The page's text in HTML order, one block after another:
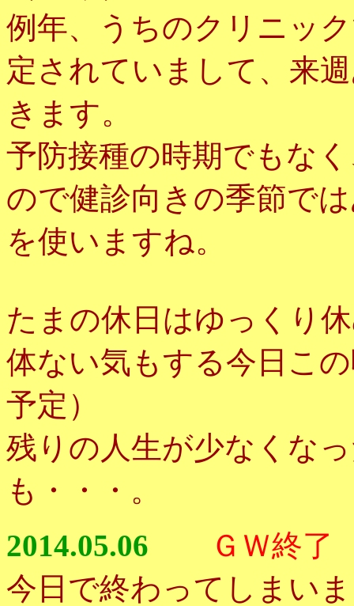
例年、うちのクリニッ
定されていまして、来
きます。
予防接種の時期でもな
ので健診向きの季節で
を使いますね。
たまの休日はゆっくり
体ない気もする今日こ
予定）
残りの人生が少なくな
も・・・。
2014.05.06
ＧＷ終了
今日で終わってしまい